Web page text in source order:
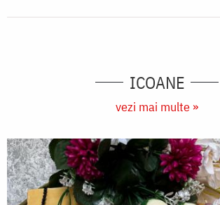
ICOANE
vezi mai multe »